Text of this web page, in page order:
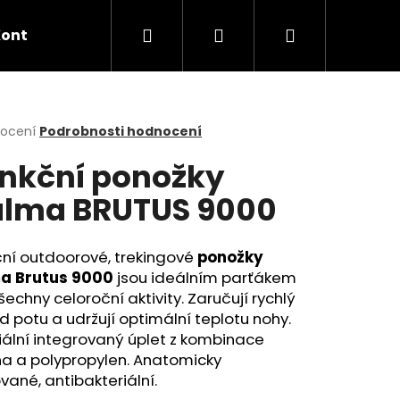
Jak nakupovat?
Hledat PřihlášeníNákupní
Podrobnosti hodnocení
ponožky
BRUTUS 9000
outdoorové, trekingové ponožky
Brutus 9000 jsou ideálním parťákem
celoroční aktivity. Zaručují rychlý
potu a udržují optimální teplotu nohy.
integrovaný úplet z kombinace
a polypropylen. Anatomicky
antibakteriální.
TRIČKO S DLOUHÝM